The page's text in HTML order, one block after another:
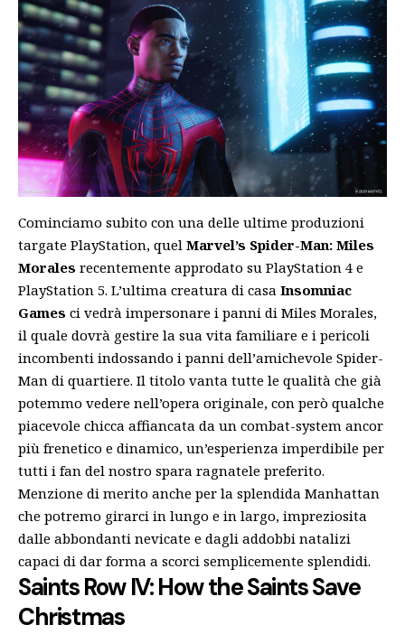
Cominciamo subito con una delle ultime produzioni
targate PlayStation, quel Marvel’s Spider-Man: Miles
Morales recentemente approdato su PlayStation 4 e
PlayStation 5. L’ultima creatura di casa Insomniac
Games ci vedrà impersonare i panni di Miles Morales,
il quale dovrà gestire la sua vita familiare e i pericoli
incombenti indossando i panni dell’amichevole Spider-
Man di quartiere. Il titolo vanta tutte le qualità che già
potemmo vedere nell’opera originale, con però qualche
piacevole chicca affiancata da un combat-system ancor
più frenetico e dinamico, un’esperienza imperdibile per
tutti i fan del nostro spara ragnatele preferito.
Menzione di merito anche per la splendida Manhattan
che potremo girarci in lungo e in largo, impreziosita
dalle abbondanti nevicate e dagli addobbi natalizi
capaci di dar forma a scorci semplicemente splendidi.
Saints Row IV: How the Saints Save
Christmas